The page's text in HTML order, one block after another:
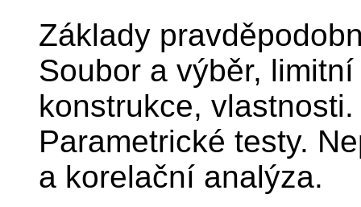
Základy
Soubor a výběr,
konstrukce,
Parametrické testy.
a korelační analýza.